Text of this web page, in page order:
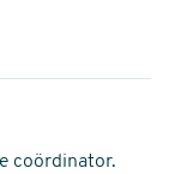
coördinator.